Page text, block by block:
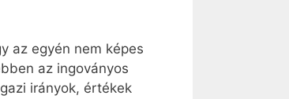
az egyén nem képes
az ingoványos
irányok, értékek